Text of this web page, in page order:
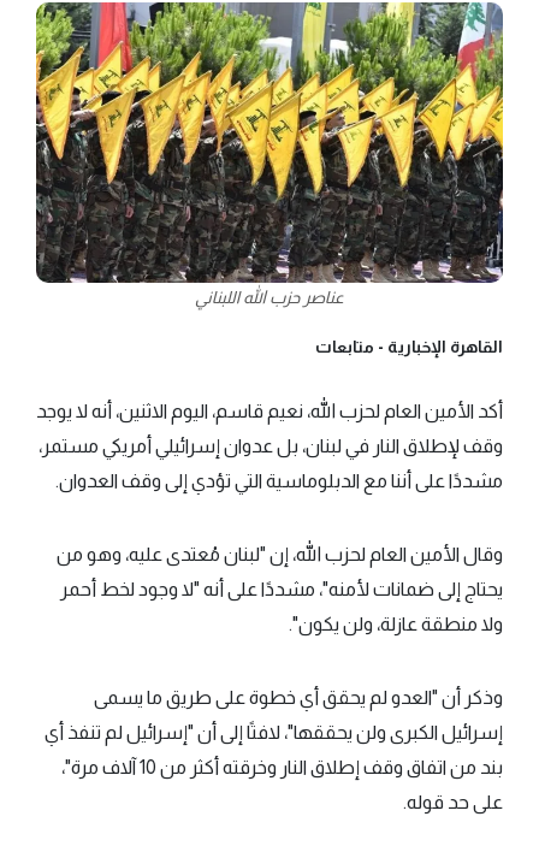
عناصر حزب الله اللبناني
القاهرة الإخبارية - متابعات
أكد الأمين العام لحزب الله، نعيم قاسم، اليوم الاثنين، أنه لا يوجد
وقف لإطلاق النار في لبنان، بل عدوان إسرائيلي أمريكي مستمر،
مشددًا على أننا مع الدبلوماسية التي تؤدي إلى وقف العدوان.
وقال الأمين العام لحزب الله، إن "لبنان مُعتدى عليه، وهو من
يحتاج إلى ضمانات لأمنه"، مشددًا على أنه "لا وجود لخط أحمر
ولا منطقة عازلة، ولن يكون".
وذكر أن "العدو لم يحقق أي خطوة على طريق ما يسمى
إسرائيل الكبرى ولن يحققها"، لافتًا إلى أن "إسرائيل لم تنفذ أي
بند من اتفاق وقف إطلاق النار وخرقته أكثر من 10 آلاف مرة"،
على حد قوله.